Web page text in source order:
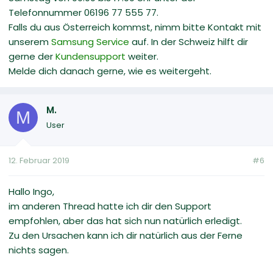
Telefonnummer 06196 77 555 77.
Falls du aus Österreich kommst, nimm bitte Kontakt mit
unseremSamsung Service auf. In der Schweiz hilft dir
gerne derKundensupport weiter.
Melde dich danach gerne, wie es weitergeht.
M M.
User
12. Februar 2019 #6
Hallo Ingo,
im anderen Thread hatte ich dir den Support
empfohlen, aber das hat sich nun natürlich erledigt.
Zu den Ursachen kann ich dir natürlich aus der Ferne
nichts sagen.